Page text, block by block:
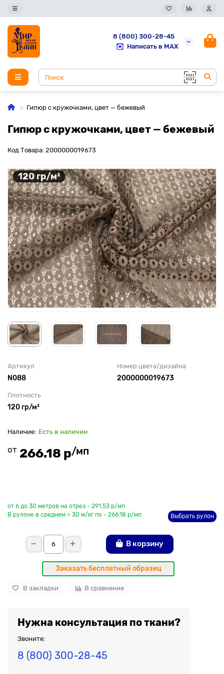
8 (800) 300-28-45
Написать в MAX
Гипюр с кружочками, цвет — бежевый
Гипюр с кружочками, цвет — бежевый
Код Товара: 2000000019673
120 гр/м²
Артикул
N088
Номер цвета/дизайна
2000000019673
Плотность
120 гр/м²
Есть в наличии
от 266.18 р/мп
от 6 до 30 метров на отрез - 291.53 р/мп
В рулоне в среднем = 30 м/кг по - 266.18 р/мп
Выбрать рулон
В корзину
Заказать бесплатный образец
В закладки В сравнение
Нужна консультация по ткани?
Звоните:
8 (800) 300-28-45